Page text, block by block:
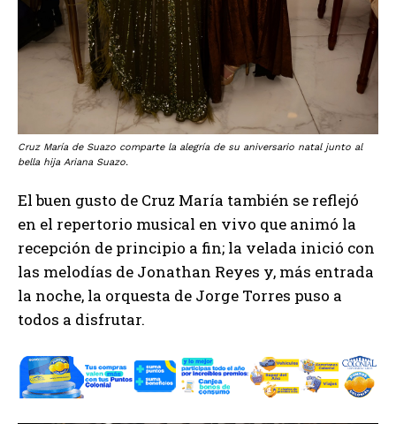
Cruz María de Suazo comparte la alegría de su aniversario natal junto al
bella hija Ariana Suazo.
El buen gusto de Cruz María también se reflejó
en el repertorio musical en vivo que animó la
recepción de principio a fin; la velada inició con
las melodías de Jonathan Reyes y, más entrada
la noche, la orquesta de Jorge Torres puso a
todos a disfrutar.